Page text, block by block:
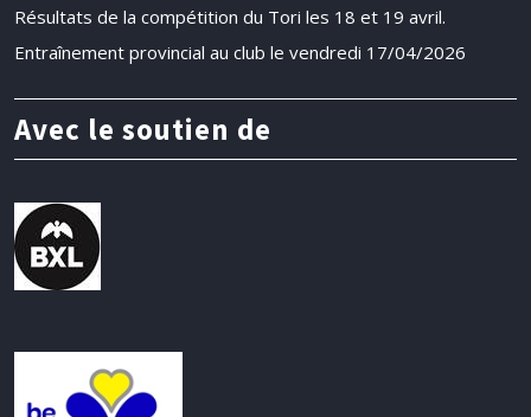
Résultats de la compétition du Tori les 18 et 19 avril.
Entraînement provincial au club le vendredi 17/04/2026
Avec le soutien de